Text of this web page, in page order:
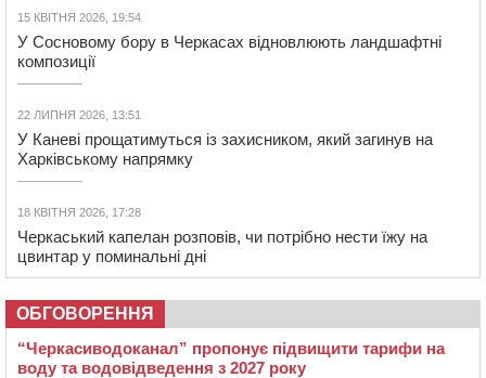
15 КВІТНЯ 2026, 19:54
У Сосновому бору в Черкасах відновлюють ландшафтні
композиції
22 ЛИПНЯ 2026, 13:51
У Каневі прощатимуться із захисником, який загинув на
Харківському напрямку
18 КВІТНЯ 2026, 17:28
Черкаський капелан розповів, чи потрібно нести їжу на
цвинтар у поминальні дні
ОБГОВОРЕННЯ
“Черкасиводоканал” пропонує підвищити тарифи на
воду та водовідведення з 2027 року